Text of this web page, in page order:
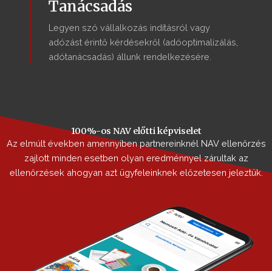
Tanácsadás
Legyen szó vállalkozás indításról vagy
adózást érintő kérdésekről (adóoptimalizálás,
adótanácsadás) állunk rendelkezésére.
100%-os NAV előtti képviselet
Az elmúlt években amennyiben partnereinknél NAV ellenőrzés
zajlott minden esetben olyan eredménnyel zárultak az
ellenőrzések ahogyan azt ügyfeleinknek előzetesen jeleztük.